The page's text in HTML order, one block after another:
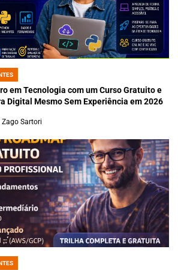
em Tecnologia com um Curso Gratuito e
Digital Mesmo Sem Experiência em 2026
Zago Sartori